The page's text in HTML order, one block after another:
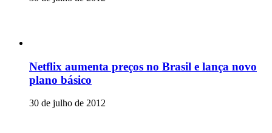
Netflix aumenta preços no Brasil e lança novo
plano básico
30 de julho de 2012